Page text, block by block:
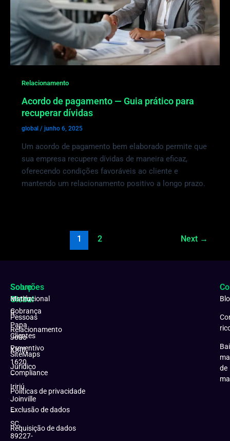
Relacionamento
Acordo de pagamento — Guia prático para
recuperar dívidas
global / junho 6, 2025
Um acordo de pagamento bem elaborado permite que
sua empresa recupere dívidas de maneira eficaz,
oferecendo condições favoráveis ao cliente e
mantendo um relacionamento positivo a longo prazo.
1 2 Next →
Matriz:
R.
Papa
João
XXIII,
1620
–
Iririú
Joinville
–
SC,
89227-
Soluções
Global
Cobrança
Relacionamento
Preventivo
Jurídico
Sobre
Institucional
Pessoas
Clientes
SiteMaps
Compliance
Políticas de privacidade
Exclusão de dados
Requisição de dados
de